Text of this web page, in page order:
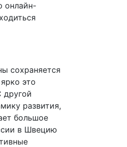
онлайн-
сохраняется
это
другой
развития,
большое
в Швецию